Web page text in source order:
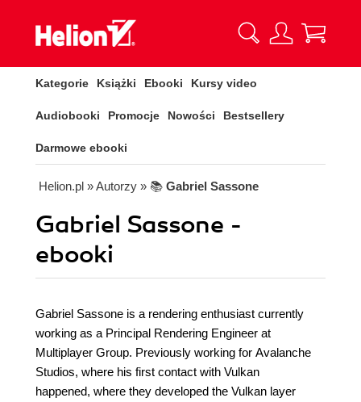
Kategorie Książki Ebooki Kursy video
Audiobooki Promocje Nowości Bestsellery
Darmowe ebooki
Helion.pl » Autorzy » 📚 Gabriel Sassone
Gabriel Sassone -
ebooki
Gabriel Sassone is a rendering enthusiast currently
working as a Principal Rendering Engineer at
Multiplayer Group. Previously working for Avalanche
Studios, where his first contact with Vulkan
happened, where they developed the Vulkan layer